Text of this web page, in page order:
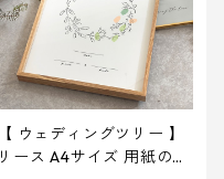
【 ウェディングツリー 】
リース A4サイズ 用紙のみ